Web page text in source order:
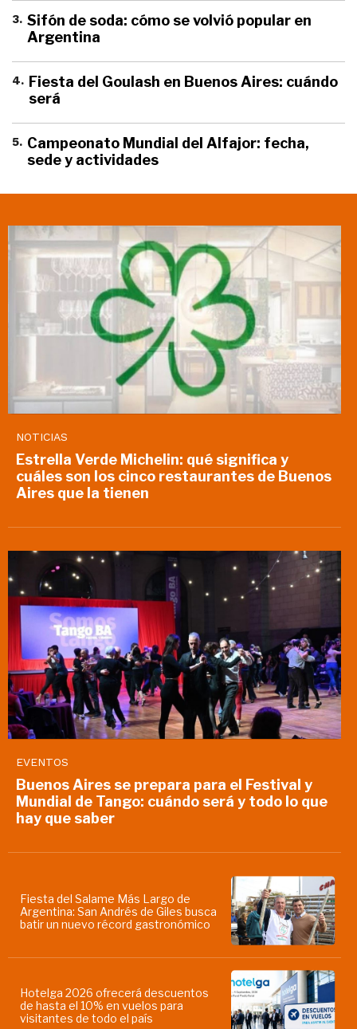
3. Sifón de soda: cómo se volvió popular en
Argentina
4. Fiesta del Goulash en Buenos Aires: cuándo
será
5. Campeonato Mundial del Alfajor: fecha,
sede y actividades
NOTICIAS
Estrella Verde Michelin: qué significa y
cuáles son los cinco restaurantes de Buenos
Aires que la tienen
EVENTOS
Buenos Aires se prepara para el Festival y
Mundial de Tango: cuándo será y todo lo que
hay que saber
Fiesta del Salame Más Largo de
Argentina: San Andrés de Giles busca
batir un nuevo récord gastronómico
Hotelga 2026 ofrecerá descuentos
de hasta el 10% en vuelos para
visitantes de todo el país